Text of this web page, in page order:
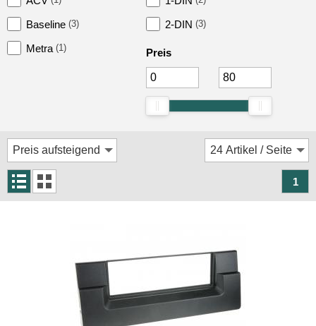
Freisprechanlagen
Rückfahrsysteme
Soundprozessoren
Aktivsystemadapter
Antennenadapter
Baseline (3)
Metra (1)
2-DIN (3)
Preis
1